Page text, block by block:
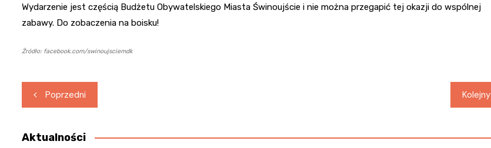
Wydarzenie jest częścią Budżetu Obywatelskiego Miasta Świnoujście i nie można przegapić tej okazji do wspólnej
zabawy. Do zobaczenia na boisku!
Źródło: facebook.com/swinoujsciemdk
Nawigacja
wpisu
Poprzedni Kolejny
Aktualności